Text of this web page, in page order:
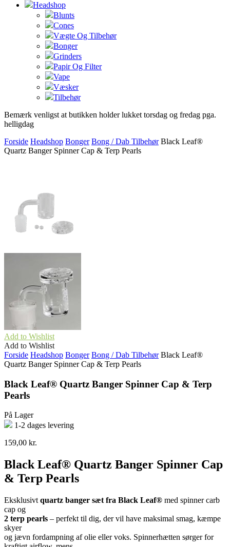
Headshop
Blunts
Cones
Vægte Og Tilbehør
Bonger
Grinders
Papir Og Filter
Vape
Væsker
Tilbehør
Bemærk venligst at butikken holder lukket torsdag og fredag pga.
helligdag
Forside Headshop Bonger Bong / Dab Tilbehør Black Leaf®
Quartz Banger Spinner Cap & Terp Pearls
Add to Wishlist
Add to Wishlist
Forside Headshop Bonger Bong / Dab Tilbehør Black Leaf®
Quartz Banger Spinner Cap & Terp Pearls
Black Leaf® Quartz Banger Spinner Cap & Terp
Pearls
På Lager
1-2 dages levering
159,00 kr.
Black Leaf® Quartz Banger Spinner Cap
& Terp Pearls
Eksklusivt quartz banger sæt fra Black Leaf® med spinner carb
cap og
2 terp pearls – perfekt til dig, der vil have maksimal smag, kæmpe
skyer
og jævn fordampning af olie eller voks. Spinnerhætten sørger for